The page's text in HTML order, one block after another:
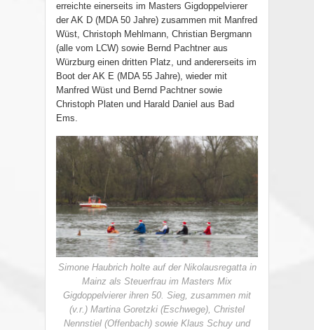
erreichte einerseits im Masters Gigdoppelvierer
der AK D (MDA 50 Jahre) zusammen mit Manfred
Wüst, Christoph Mehlmann, Christian Bergmann
(alle vom LCW) sowie Bernd Pachtner aus
Würzburg einen dritten Platz, und andererseits im
Boot der AK E (MDA 55 Jahre), wieder mit
Manfred Wüst und Bernd Pachtner sowie
Christoph Platen und Harald Daniel aus Bad
Ems.
Simone Haubrich holte auf der Nikolausregatta in
Mainz als Steuerfrau im Masters Mix
Gigdoppelvierer ihren 50. Sieg, zusammen mit
(v.r.) Martina Goretzki (Eschwege), Christel
Nennstiel (Offenbach) sowie Klaus Schuy und